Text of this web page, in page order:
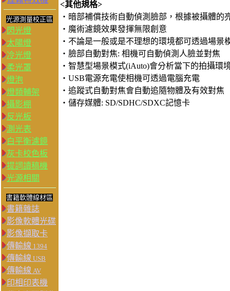
光源測量校正區
閃光燈
太陽燈
冷光燈
柔光罩
燈泡
燈類輔架
攝影棚
反光板
測光表
白平衡濾鏡
灰卡校色板
提詞讀稿機
光源相關
書籍軟體線材區
書籍雜誌
影像軟體光碟
影像擷取卡
傳輸線 1394
傳輸線 USB
傳輸線 AV
印相印表機
<其他規格>
‧暗部補償技術自動偵測臉部，根據被攝體的
‧魔術濾鏡效果發揮無限創意
‧不論是一般或是不理想的環境都可透過場景
‧臉部自動對焦: 相機可自動偵測人臉並對焦
‧智慧型場景模式(iAuto)會分析當下的拍攝環
‧USB電源充電使相機可透過電腦充電
‧追蹤式自動對焦會自動追隨物體及有效對焦
‧儲存媒體: SD/SDHC/SDXC記憶卡